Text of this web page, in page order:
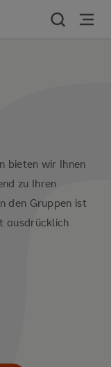
bieten wir Ihnen
zu Ihren
den Gruppen ist
ausdrücklich